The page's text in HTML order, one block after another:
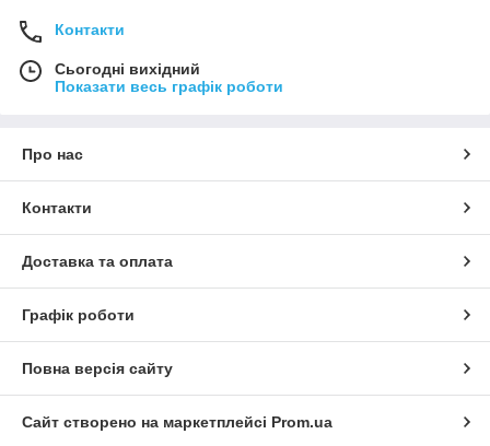
Контакти
Сьогодні вихідний
Показати весь графік роботи
Про нас
Контакти
Доставка та оплата
Графік роботи
Повна версія сайту
Сайт створено на маркетплейсі Prom.ua